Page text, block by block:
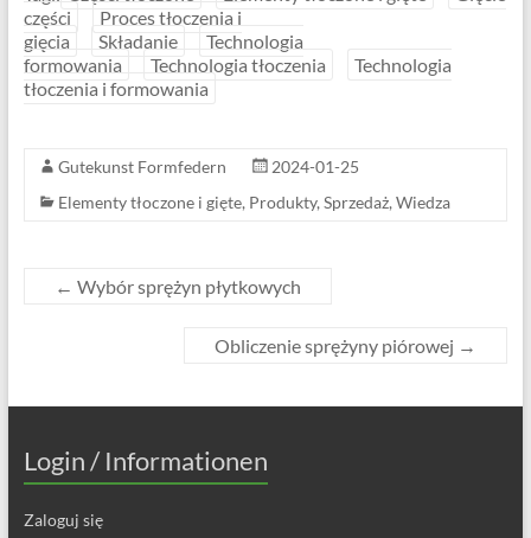
części
Proces tłoczenia i
gięcia
Składanie
Technologia
formowania
Technologia tłoczenia
Technologia
tłoczenia i formowania
Gutekunst Formfedern
2024-01-25
Elementy tłoczone i gięte, Produkty, Sprzedaż, Wiedza
← Wybór sprężyn płytkowych
Obliczenie sprężyny piórowej →
Login / Informationen
Zaloguj się